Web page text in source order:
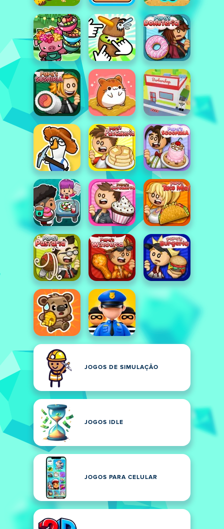
JOGOS DE SIMULAÇÃO
JOGOS IDLE
JOGOS PARA CELULAR